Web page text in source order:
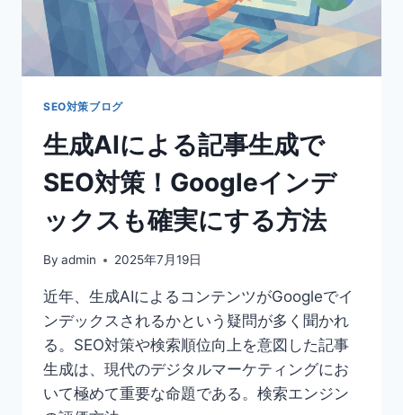
WEBP
き
パ
ー
と
は？
SEO対策ブログ
生成AIによる記事生成で
SEO対策！Googleインデ
ックスも確実にする方法
By admin 2025年7月19日
近年、生成AIによるコンテンツがGoogleでイ
ンデックスされるかという疑問が多く聞かれ
る。SEO対策や検索順位向上を意図した記事
生成は、現代のデジタルマーケティングにお
いて極めて重要な命題である。検索エンジン